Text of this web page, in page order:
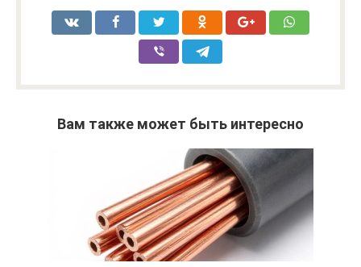
Вам также может быть интересно